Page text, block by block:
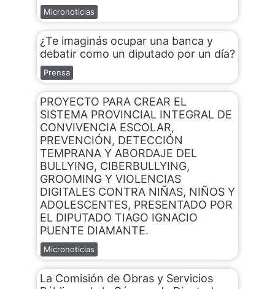
Micronoticias
¿Te imaginás ocupar una banca y
debatir como un diputado por un día?
Prensa
PROYECTO PARA CREAR EL
SISTEMA PROVINCIAL INTEGRAL DE
CONVIVENCIA ESCOLAR,
PREVENCIÓN, DETECCIÓN
TEMPRANA Y ABORDAJE DEL
BULLYING, CIBERBULLYING,
GROOMING Y VIOLENCIAS
DIGITALES CONTRA NIÑAS, NIÑOS Y
ADOLESCENTES, PRESENTADO POR
EL DIPUTADO TIAGO IGNACIO
PUENTE DIAMANTE.
Micronoticias
La Comisión de Obras y Servicios